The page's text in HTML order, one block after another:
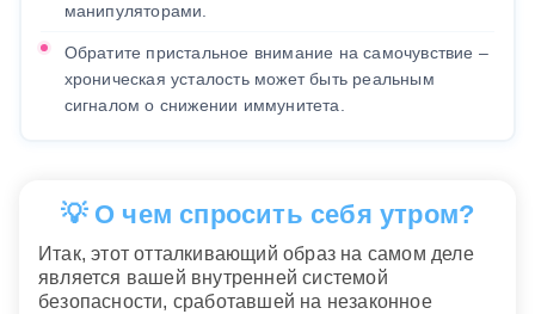
манипуляторами.
Обратите пристальное внимание на самочувствие –
хроническая усталость может быть реальным
сигналом о снижении иммунитета.
💡 О чем спросить себя утром?
Итак, этот отталкивающий образ на самом деле
является вашей внутренней системой
безопасности, сработавшей на незаконное